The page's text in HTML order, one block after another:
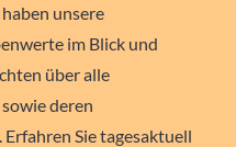
unsere
im Blick und
über alle
deren
Sie tagesaktuell